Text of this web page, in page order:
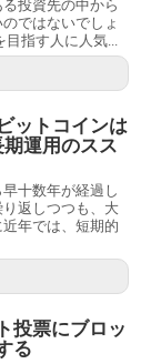
投資先の中から
ではないでしょ
目指す人に人気...
ットコインは
運用のスス
十数年が経過し
返しつつも、大
年では、短期的
投票にブロッ
る